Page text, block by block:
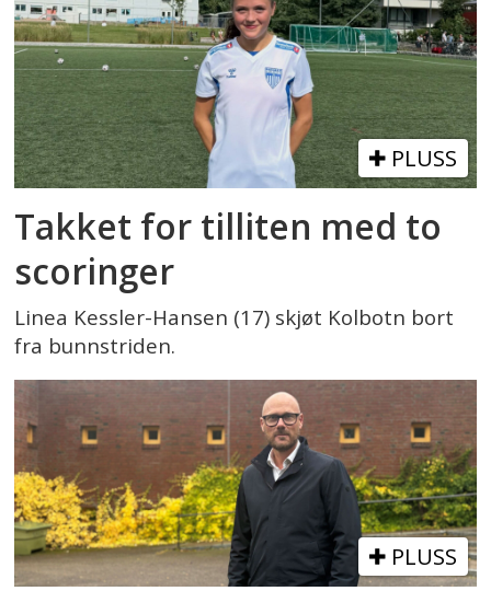
PLUSS
Takket for tilliten med to
scoringer
Linea Kessler-Hansen (17) skjøt Kolbotn bort
fra bunnstriden.
PLUSS